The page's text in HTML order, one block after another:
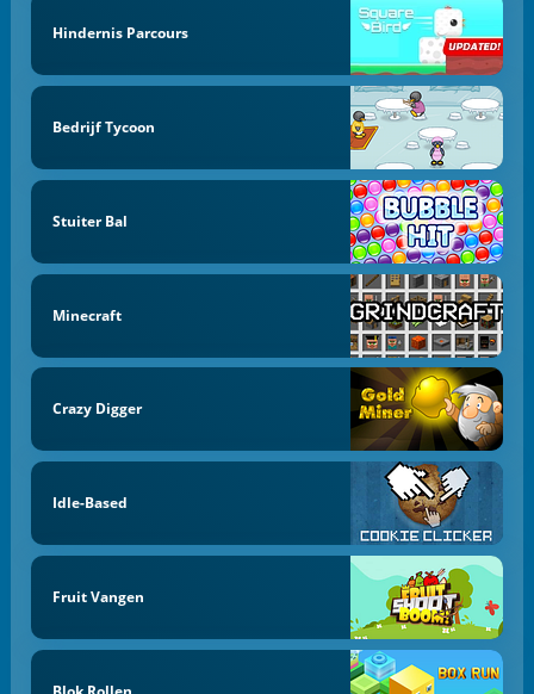
Hindernis Parcours
Bedrijf Tycoon
Stuiter Bal
Minecraft
Crazy Digger
Idle-Based
Fruit Vangen